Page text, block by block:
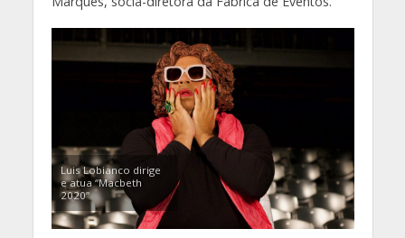
Luis Lobianco dirige
e atua “Macbeth
2020”